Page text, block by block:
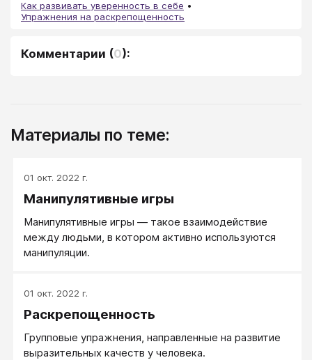
Как развивать уверенность в себе
Упражнения на раскрепощенность
Комментарии (0):
Материалы по теме:
01 окт. 2022 г.
Манипулятивные игры
Манипулятивные игры — такое взаимодействие
между людьми, в котором активно используются
манипуляции.
01 окт. 2022 г.
Раскрепощенность
Групповые упражнения, направленные на развитие
выразительных качеств у человека.